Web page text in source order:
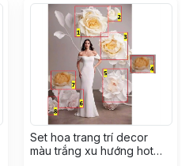
Set hoa trang trí decor
màu trắng xu hướng hot